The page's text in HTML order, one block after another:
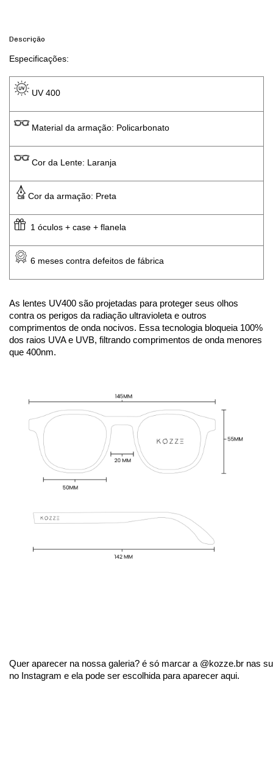
Descrição
Especificações:
UV 400
Material da armação: Policarbonato
Cor da Lente: Laranja
Cor da armação: Preta
1 óculos + case + flanela
6 meses contra defeitos de fábrica
As lentes UV400 são projetadas para proteger seus olhos
contra os perigos da radiação ultravioleta e outros
comprimentos de onda nocivos. Essa tecnologia bloqueia 100%
dos raios UVA e UVB, filtrando comprimentos de onda menores
que 400nm.
Quer aparecer na nossa galeria? é só marcar a @kozze.br nas
no Instagram e ela pode ser escolhida para aparecer aqui.